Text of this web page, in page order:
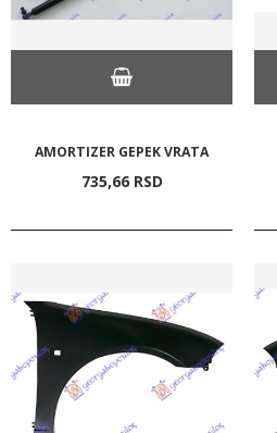
AMORTIZER GEPEK VRATA
735,66 RSD